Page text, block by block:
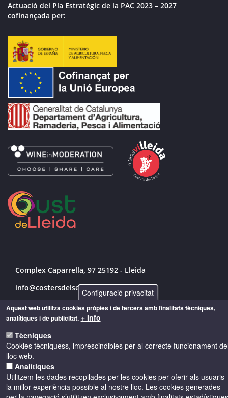
Actuació del Pla Estratègic de la PAC 2023 – 2027
cofinançada per:
Complex Caparrella, 97 25192 - Lleida
info@costersdelsegre.es
973 264 583
© Copyright 2026 - Drets reservats
Accessibilitat
Configuració privacitat
Aquest web utilitza cookies pròpies i de tercers amb finalitats tècniques,
analítiques i de publicitat. + Info
Tècniques
Cookies tècniquess, imprescindibles per al correcte funcionament
lloc web.
Analítiques
Utilitzem les dades recopilades per les cookies per oferir als usuaris
la millor experiència possible al nostre lloc. Les cookies generades